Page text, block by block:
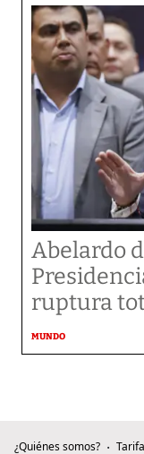
Abelardo
ruptura
MUNDO
¿Quiénes somos?